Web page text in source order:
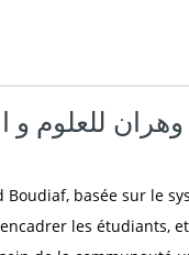
للعلوم و
basée sur le
les étudiants,